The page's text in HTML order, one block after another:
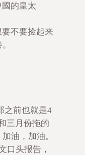
的皇太
不要捡起来
之前也就是4
三月份拖的
油，加油。
口头报告，